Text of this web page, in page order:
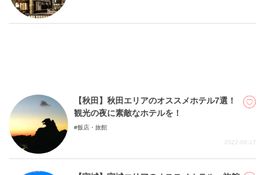
隐私政策
【秋田】秋田エリアのオススメホテル7選！
観光の夜に素敵なホテルを！
飯店・旅館
2022-06-17